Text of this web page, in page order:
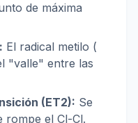
de máxima
El radical metilo (
"valle" entre las
(ET2): Se
rompe el Cl-Cl.